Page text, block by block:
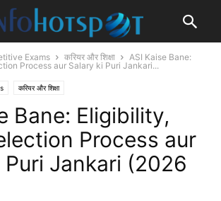
Exams करियर और शिक्षा
ASI Kaise Bane:
Process aur Salary ki Puri Jankari...
करियर और शिक्षा
Bane: Eligibility,
Process aur
Puri Jankari (2026